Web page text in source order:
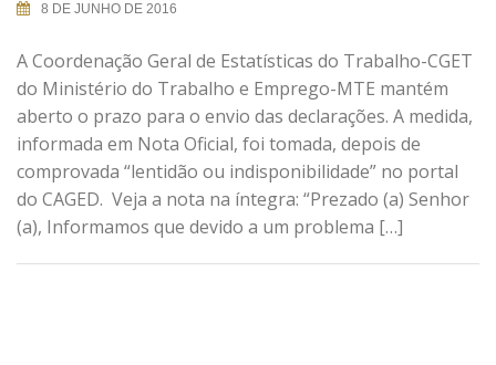
8 DE JUNHO DE 2016
A Coordenação Geral de Estatísticas do Trabalho-CGET
do Ministério do Trabalho e Emprego-MTE mantém
aberto o prazo para o envio das declarações. A medida,
informada em Nota Oficial, foi tomada, depois de
comprovada “lentidão ou indisponibilidade” no portal
do CAGED. Veja a nota na íntegra: “Prezado (a) Senhor
(a), Informamos que devido a um problema […]